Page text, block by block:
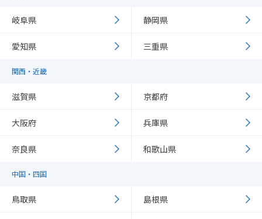
岐阜県 静岡県
愛知県 三重県
関西・近畿
滋賀県 京都府
大阪府 兵庫県
奈良県 和歌山県
中国・四国
鳥取県 島根県